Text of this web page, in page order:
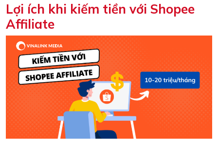
Lợi ích khi kiếm tiền với Shopee
Affiliate